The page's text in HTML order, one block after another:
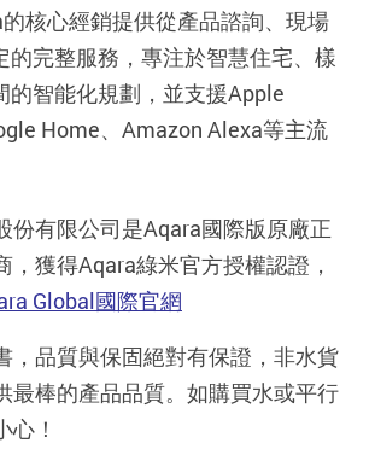
核心經銷提供從產品諮詢、現場
的完整服務，專注於智慧住宅、樣
的智能化規劃，並支援Apple
Home、Amazon Alexa等主流
份有限公司是Aqara國際版原廠正
，獲得Aqara綠米官方授權認證，
Global國際官網
，品質與保固絕對有保證，非水貨
最棒的產品品質。如購買水或平行
心！